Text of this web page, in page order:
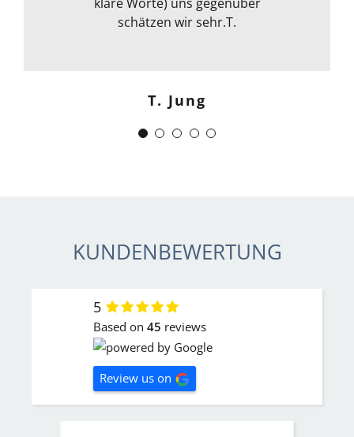
schätzen wir sehr.T.
T. Jung
weiterempfehlen. Weiter so !
J. Schwaber
KUNDENBEWERTUNG
5
Based on 45 reviews
Review us on